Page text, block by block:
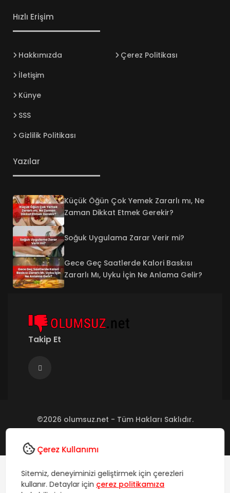
Hızlı Erişim
Hakkımızda
İletişim
Künye
SSS
Gizlilik Politikası
Çerez Politikası
Yazılar
Küçük Öğün Çok Yemek Zararlı mı, Ne
Zaman Dikkat Etmek Gerekir?
Soğuk Uygulama Zarar Verir mi?
Gece Geç Saatlerde Kalori Baskısı
Zararlı Mı, Uyku İçin Ne Anlama Gelir?
Takip Et
©2026 olumsuz.net - Tüm Hakları Saklıdır.
Çerez Kullanımı
Sitemiz, deneyiminizi geliştirmek için çerezleri
kullanır. Detaylar için çerez politikamıza